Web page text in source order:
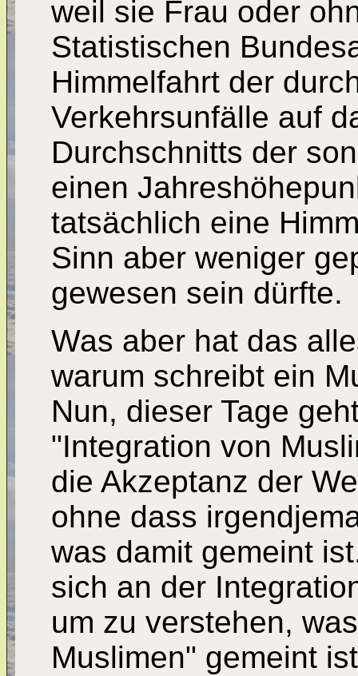
weil sie Frau oder
Statistischen
Himmelfahrt der
Verkehrsunfälle auf
Durchschnitts der
einen
tatsächlich eine
Sinn aber weniger
gewesen sein dürfte.
Was aber hat das
warum schreibt ein
Nun, dieser Tage
"Integration von
die Akzeptanz der
ohne dass
was damit gemeint
sich an der
um zu verstehen,
Muslimen" gemeint